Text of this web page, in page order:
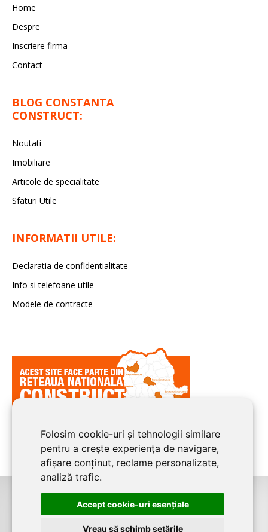
Folosim cookie-uri și tehnologii similare
pentru a crește experiența de navigare,
afișare conținut, reclame personalizate,
analiză trafic.
Accept cookie-uri esenţiale
Vreau să schimb setările
Home
Despre
Inscriere firma
Contact
BLOG CONSTANTA
CONSTRUCT:
Noutati
Imobiliare
Articole de specialitate
Sfaturi Utile
INFORMATII UTILE:
Declaratia de confidentialitate
Info si telefoane utile
Modele de contracte
CONSTANTA CONSTRUCTeste un serviciu de promovare online